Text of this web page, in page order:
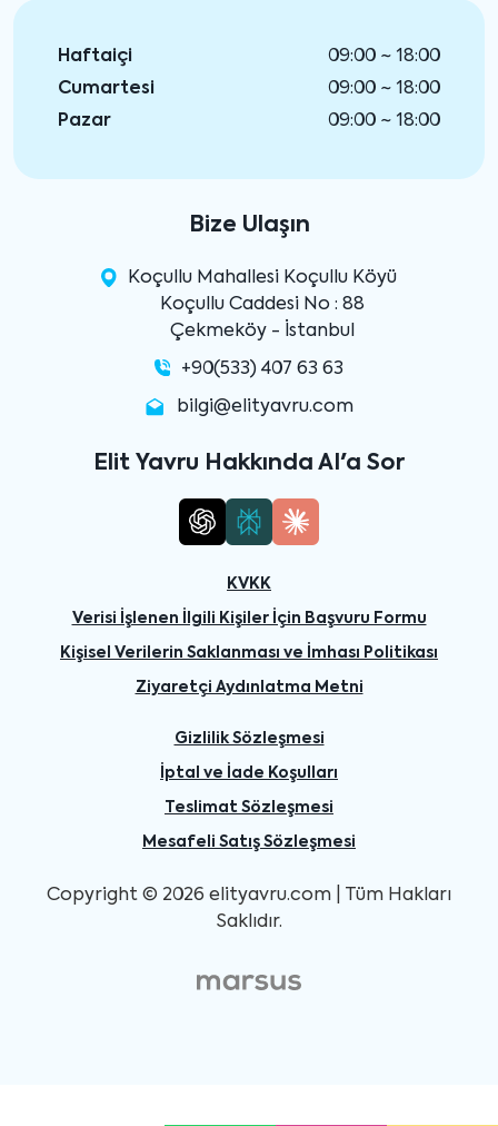
Haftaiçi
09:00 ~ 18:00
Cumartesi
09:00 ~ 18:00
Pazar
09:00 ~ 18:00
Bize Ulaşın
Koçullu Mahallesi Koçullu Köyü
Koçullu Caddesi No : 88
Çekmeköy - İstanbul
+90(533) 407 63 63
bilgi@elityavru.com
Elit Yavru Hakkında AI'a Sor
KVKK
Verisi İşlenen İlgili Kişiler İçin Başvuru Formu
Kişisel Verilerin Saklanması ve İmhası Politikası
Ziyaretçi Aydınlatma Metni
Gizlilik Sözleşmesi
İptal ve İade Koşulları
Teslimat Sözleşmesi
Mesafeli Satış Sözleşmesi
Copyright © 2026 elityavru.com | Tüm Hakları
Saklıdır.